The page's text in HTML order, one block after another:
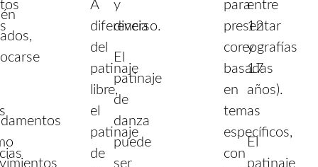
A
diferencia
del
patinaje
libre,
el
patinaje
de
y
diverso.
El
patinaje
de
danza
puede
ser
para
presentar
coreografías
basadas
en
temas
específicos,
con
entre
12
y
17
años).
El
patinaje